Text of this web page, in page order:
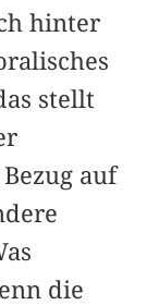
hinter
stellt
auf
die